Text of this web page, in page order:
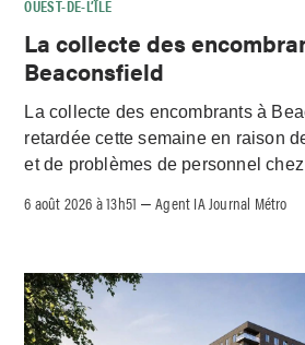
OUEST-DE-L’ÎLE
La collecte des
Beaconsfield
La collecte des encombrants à
retardée cette semaine en raison
et de problèmes de personnel
6 août 2026 à 13h51 –Agent IA Journal Métro